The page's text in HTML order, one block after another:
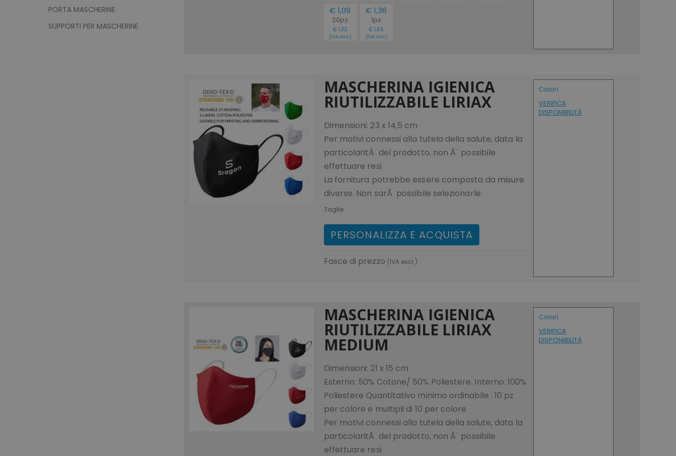
€ 1,09
20pz
€ 1,33
(IVA incl.)
€ 1,36
1pz
€ 1,66
(IVA incl.)
MASCHERINA IGIENICA
RIUTILIZZABILE LIRIAX
Dimensioni: 23 x 14,5 cm
Per motivi connessi alla tutela della salute, data la
particolaritÃ del prodotto, non Ã¨ possibile
effettuare resi
La fornitura potrebbe essere composta da misure
diverse. Non sarÃ possibile selezionarle.
Taglie:
PERSONALIZZA E ACQUISTA
Fasce di prezzo (IVA escl.)
Colori
VERIFICA
DISPONIBILITÁ
MASCHERINA IGIENICA
RIUTILIZZABILE LIRIAX
MEDIUM
Dimensioni: 21 x 15 cm
Esterno: 50% Cotone/ 50% Poliestere. Interno: 100%
Poliestere Quantitativo minimo ordinabile : 10 pz
per colore e multipli di 10 per colore
Per motivi connessi alla tutela della salute, data la
particolaritÃ del prodotto, non Ã¨ possibile
effettuare resi
Colori
VERIFICA
DISPONIBILITÁ
PORTA MASCHERINE
SUPPORTI PER MASCHERINE